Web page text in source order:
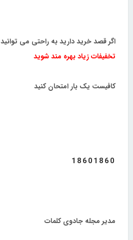
اگر قصد خرید دارید به راحتی می توانید
تخفیفات زیاد بهره مند شوید
کافیست یک بار امتحان کنید
18601860
مدیر مجله جادوی کلمات